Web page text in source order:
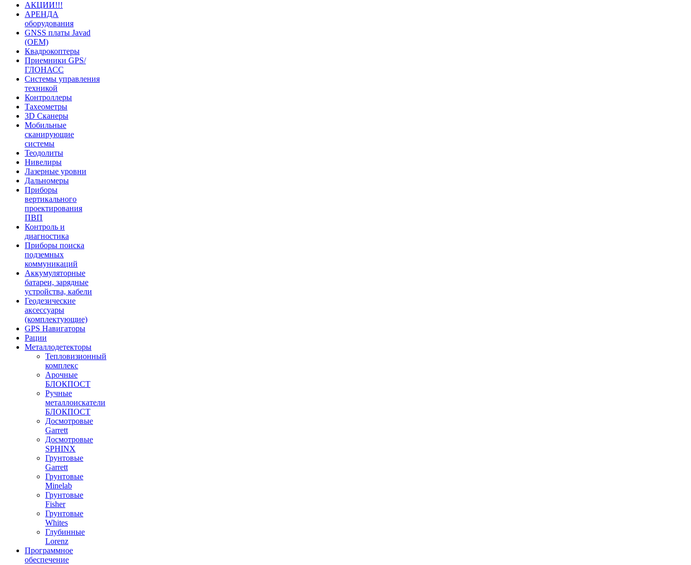
АКЦИИ!!!
АРЕНДА
оборудования
GNSS платы Javad
(OEM)
Квадрокоптеры
Приемники GPS/
ГЛОНАСС
Системы управления
техникой
Контроллеры
Тахеометры
3D Сканеры
Мобильные
сканирующие
системы
Теодолиты
Нивелиры
Лазерные уровни
Дальномеры
Приборы
вертикального
проектирования
ПВП
Контроль и
диагностика
Приборы поиска
подземных
коммуникаций
Аккумуляторные
батареи, зарядные
устройства, кабели
Геодезические
аксессуары
(комплектующие)
GPS Навигаторы
Рации
Металлодетекторы
Тепловизионный
комплекс
Арочные
БЛОКПОСТ
Ручные
металлоискатели
БЛОКПОСТ
Досмотровые
Garrett
Досмотровые
SPHINX
Грунтовые
Garrett
Грунтовые
Minelab
Грунтовые
Fisher
Грунтовые
Whites
Глубинные
Lorenz
Программное
обеспечение